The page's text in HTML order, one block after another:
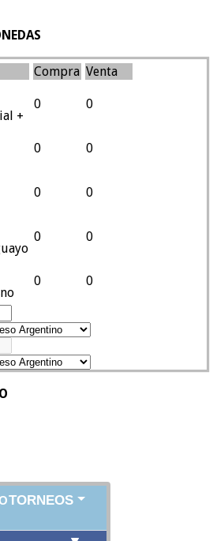
Compra Venta
+
0 0
0 0
0 0
0 0
0 0